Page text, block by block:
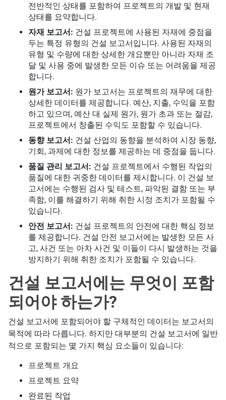
전반적인 상태를 포함하여 프로젝트의 개발 및 현재
상태를 요약합니다.
자재 보고서: 건설 프로젝트에 사용된 자재에 중점을
두는 특정 유형의 건설 보고서입니다. 사용된 자재의
유형 및 수량에 대한 상세한 개요뿐만 아니라 자재 조
달 및 사용 중에 발생한 모든 이슈 또는 어려움을 제공
합니다.
원가 보고서: 원가 보고서는 프로젝트의 재무에 대한
상세한 데이터를 제공합니다. 예산, 지출, 수익을 포함
하고 있으며, 예산 대 실제 원가, 원가 초과 또는 절감,
프로젝트에서 창출된 수익도 포함할 수 있습니다.
동향 보고서: 건설 산업의 동향을 분석하여 시장 동향,
기회, 과제에 대한 정보를 제공하는 데 중점을 둡니다.
품질 관리 보고서: 건설 프로젝트에서 수행된 작업의
품질에 대한 귀중한 데이터를 제시합니다. 이 건설 보
고서에는 수행된 검사 및 테스트, 파악된 결함 또는 부
족함, 이를 해결하기 위해 취한 시정 조치가 포함될 수
있습니다.
안전 보고서: 건설 프로젝트의 안전에 대한 핵심 정보
를 제공합니다. 건설 안전 보고서에는 발생한 모든 사
고, 사건 또는 아차 사건 및 이들이 다시 발생하는 것을
방지하기 위해 취한 조치가 포함될 수 있습니다.
건설 보고서에는 무엇이 포함
되어야 하는가?
건설 보고서에 포함되어야 할 구체적인 데이터는 보고서의
목적에 따라 다릅니다. 하지만 대부분의 건설 보고서에 일반
적으로 포함되는 몇 가지 핵심 요소들이 있습니다:
프로젝트 개요
프로젝트 요약
완료된 작업